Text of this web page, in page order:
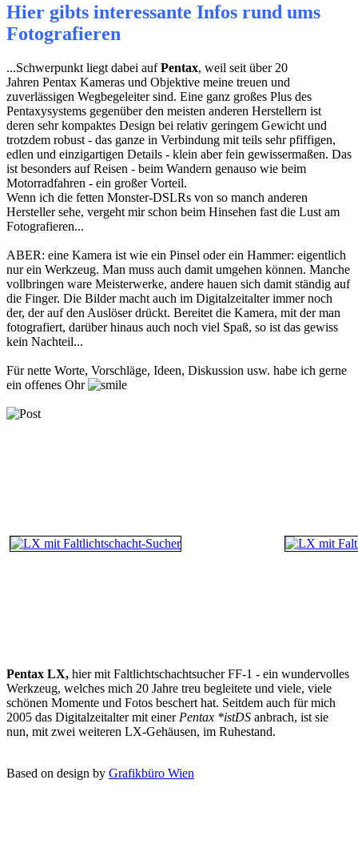
Hier gibts interessante Infos rund ums
Fotografieren
...Schwerpunkt liegt dabei aufPentax, weil seit über 20
Jahren Pentax Kameras und Objektive meine treuen und
zuverlässigen Wegbegeleiter sind. Eine ganz großes Plus des
Pentaxysystems gegenüber den meisten anderen Herstellern ist
deren sehr kompaktes Design bei relativ geringem Gewicht und
trotzdem robust - das ganze in Verbindung mit teils sehr pfiffigen,
edlen und einzigartigen Details - klein aber fein gewissermaßen. Das
ist besonders auf Reisen - beim Wandern genauso wie beim
Motorradfahren - ein großer Vorteil.
Wenn ich die fetten Monster-DSLRs von so manch anderen
Hersteller sehe, vergeht mir schon beim Hinsehen fast die Lust am
Fotografieren...
ABER: eine Kamera ist wie ein Pinsel oder ein Hammer: eigentlich
nur ein Werkzeug. Man muss auch damit umgehen können. Manche
vollbringen ware Meisterwerke, andere hauen sich damit ständig auf
die Finger. Die Bilder macht auch im Digitalzeitalter immer noch
der, der auf den Auslöser drückt. Bereitet die Kamera, mit der man
fotografiert, darüber hinaus auch noch viel Spaß, so ist das gewiss
kein Nachteil...
Für nette Worte, Vorschläge, Ideen, Diskussion usw. habe ich gerne
ein offenes Ohr
Pentax LX, hier mit Faltlichtschachtsucher FF-1 - ein wundervolles
Werkzeug, welches mich 20 Jahre treu begleitete und viele, viele
schönen Momente und Fotos beschert hat. Seitdem auch für mich
2005 das Digitalzeitalter mit einer Pentax *istDS anbrach, ist sie
nun, mit zwei weiteren LX-Gehäusen, im Ruhestand.
Based on design by Grafikbüro Wien